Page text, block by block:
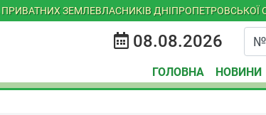
ПРИВАТНИХ ЗЕМЛЕВЛАСНИКІВ ДНІПРОПЕТРОВСЬКОЇ
08.08.2026
ГОЛОВНА НОВИНИ